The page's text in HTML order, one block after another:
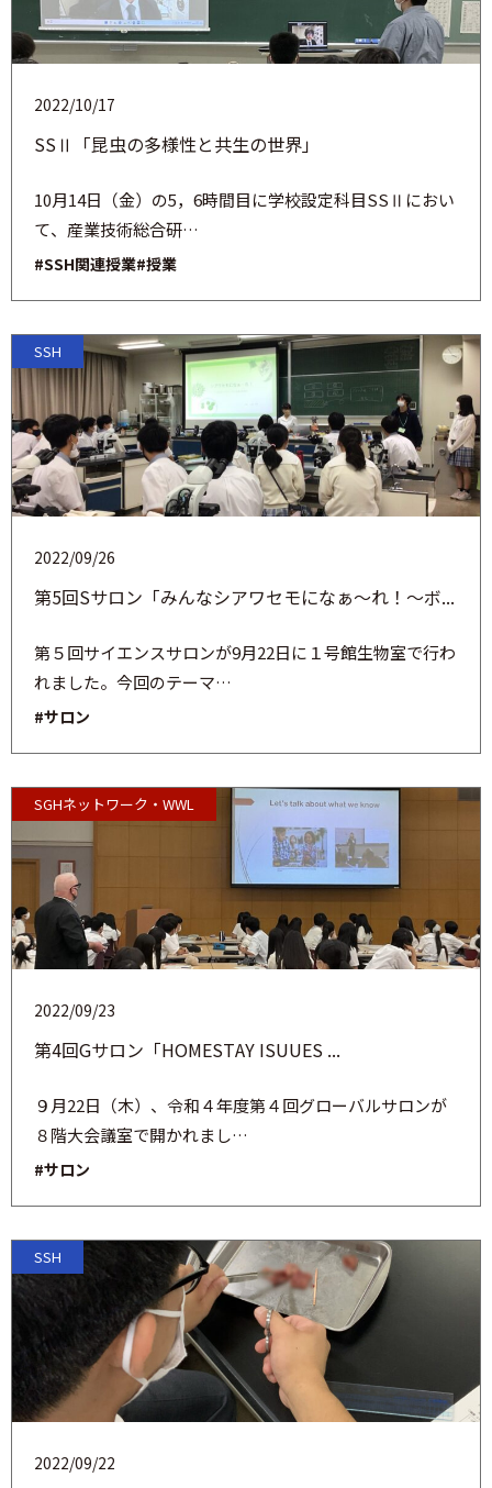
SSⅡ「昆虫の多様性と共生の世界」
2022/10/17
10月14日（金）の5，6時間目に学校設定科目SSⅡにおい
て、産業技術総合研…
#SSH関連授業#授業
第5回Sサロン「みんなシアワセモになぁ～れ！～ボ...
2022/09/26
第５回サイエンスサロンが9月22日に１号館生物室で行わ
れました。今回のテーマ…
#サロン
SSH
第4回Gサロン「HOMESTAY ISUUES ...
2022/09/23
９月22日（木）、令和４年度第４回グローバルサロンが
８階大会議室で開かれまし…
#サロン
SGHネットワーク・WWL
2022/09/22
SSH